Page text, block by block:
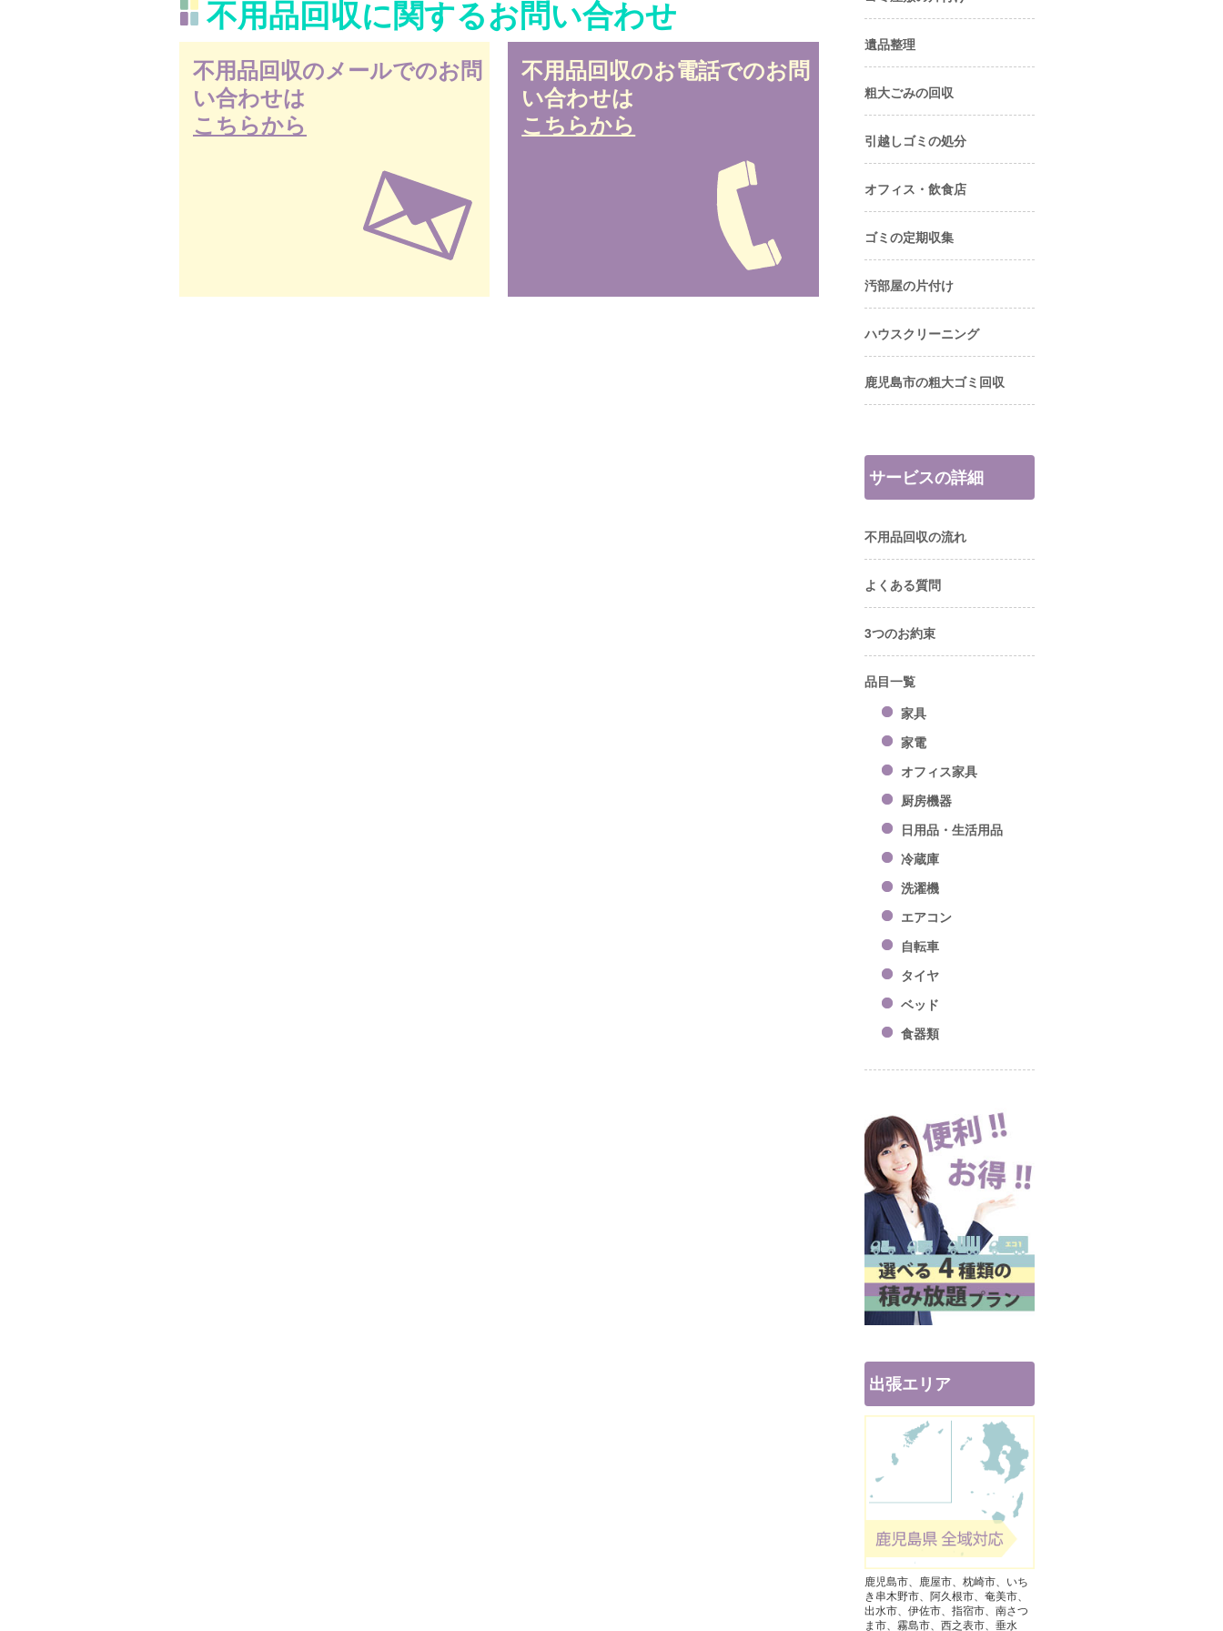
不用品回収に関するお問い合わせ
不用品回収のメールでのお問
い合わせは
こちらから
不用品回収のお電話でのお問
い合わせは
こちらから
遺品整理
粗大ごみの回収
引越しゴミの処分
オフィス・飲食店
ゴミの定期収集
汚部屋の片付け
ハウスクリーニング
鹿児島市の粗大ゴミ回収
サービスの詳細
不用品回収の流れ
よくある質問
3つのお約束
品目一覧
家具
家電
オフィス家具
厨房機器
日用品・生活用品
冷蔵庫
洗濯機
エアコン
自転車
タイヤ
ベッド
食器類
出張エリア
鹿児島市、鹿屋市、枕崎市、いち
き串木野市、阿久根市、奄美市、
出水市、伊佐市、指宿市、南さつ
ま市、霧島市、西之表市、垂水